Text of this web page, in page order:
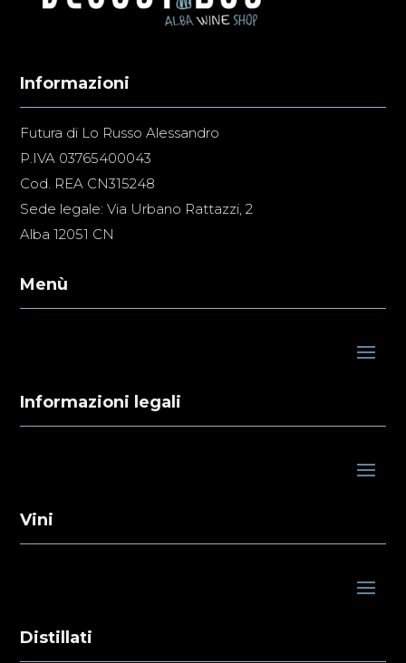
Informazioni
Futura di Lo Russo Alessandro
P.IVA 03765400043
Cod. REA CN315248
Sede legale: Via Urbano Rattazzi, 2
Alba 12051 CN
Menù
Informazioni legali
Vini
Distillati